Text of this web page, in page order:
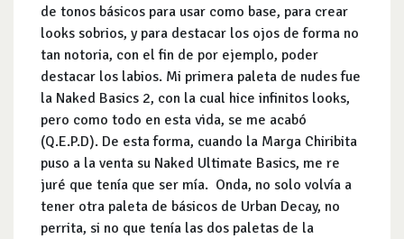
de tonos básicos para usar como base, para crear
looks sobrios, y para destacar los ojos de forma no
tan notoria, con el fin de por ejemplo, poder
destacar los labios. Mi primera paleta de nudes fue
la Naked Basics 2, con la cual hice infinitos looks,
pero como todo en esta vida, se me acabó
(Q.E.P.D). De esta forma, cuando la Marga Chiribita
puso a la venta su Naked Ultimate Basics, me re
juré que tenía que ser mía. Onda, no solo volvía a
tener otra paleta de básicos de Urban Decay, no
perrita, si no que tenía las dos paletas de la